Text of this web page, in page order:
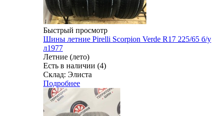
Быстрый просмотр
Шины летние Pirelli Scorpion Verde R17 225/65 б/у
л1977
Летние (лето)
Есть в наличии (4)
Склад: Элиста
Подробнее